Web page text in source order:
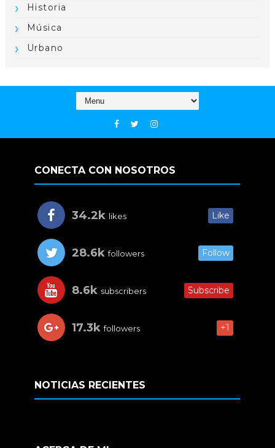
Historia
Música
Urbano
CONECTA CON NOSOTROS
34.2k likes Like
28.6k followers Follow
8.6k subscribers Subscribe
17.3k followers +1
NOTICIAS RECIENTES